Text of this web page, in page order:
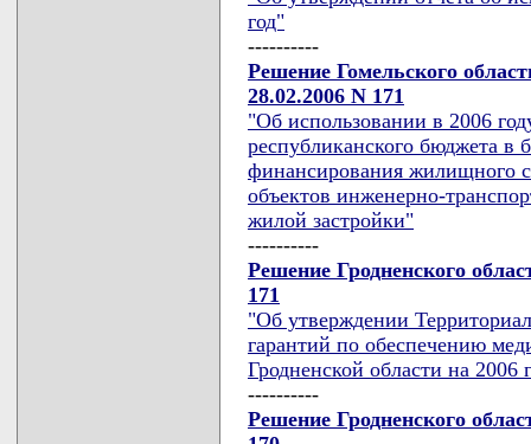
год"
----------
Решение Гомельского
28.02.2006 N 171
"Об использовании в 2006
республиканского бюджета в
финансирования жилищного
объектов инженерно-
жилой застройки"
----------
Решение Гродненского
171
"Об утверждении
гарантий по обеспечению
Гродненской области на 2006
----------
Решение Гродненского